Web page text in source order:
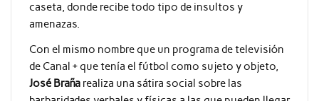
caseta, donde recibe todo tipo de insultos y
amenazas.
Con el mismo nombre que un programa de televisión
de Canal + que tenía el fútbol como sujeto y objeto,
José Brañarealiza una sátira social sobre las